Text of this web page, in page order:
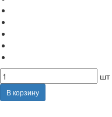
шт
В корзину